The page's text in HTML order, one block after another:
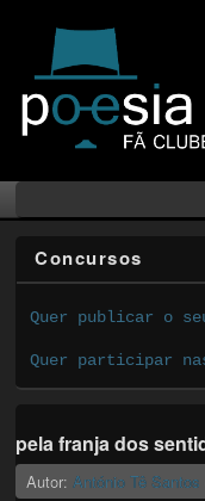
Concursos
Quer publicar o
Quer participar
pela franja dos
Autor:António Tê Santos